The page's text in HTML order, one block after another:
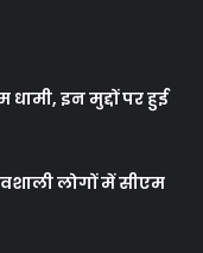
इन मुद्दों पर हुई
लोगों में सीएम